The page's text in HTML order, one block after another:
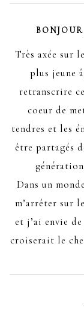
Très axée sur
plus jeune
retranscrire
coeur de
tendres et les
être partagés
Dans un
m’arrêter sur
et j’ai envie
croiserait le